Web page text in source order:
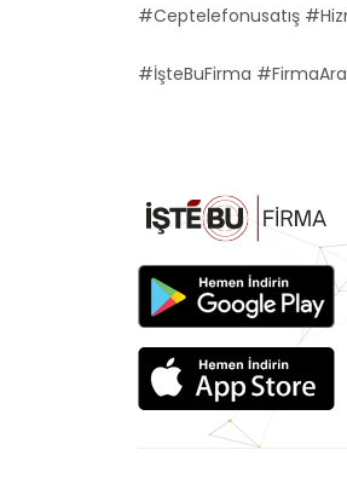
#Ceptelefonusatış
#İşteBuFirma